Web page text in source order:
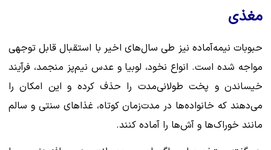
مغذی
حبوبات نیمه‌آماده نیز طی سال‌های اخیر با استقبال قابل توجهی
مواجه شده است. انواع نخود، لوبیا و عدس نیم‌پز منجمد، فرآیند
خیساندن و پخت طولانی‌مدت را حذف کرده و این امکان را
می‌دهند که خانواده‌ها در مدت‌زمان کوتاه، غذاهای سنتی و سالم
مانند خوراک‌ها و آش‌ها را آماده کنند.